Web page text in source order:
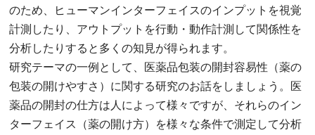
のため、ヒューマンインターフェイスのインプットを視覚
計測したり、アウトプットを行動・動作計測して関係性を
分析したりすると多くの知見が得られます。
研究テーマの一例として、医薬品包装の開封容易性（薬の
包装の開けやすさ）に関する研究のお話をしましょう。医
薬品の開封の仕方は人によって様々ですが、それらのイン
ターフェイス（薬の開け方）を様々な条件で測定して分析